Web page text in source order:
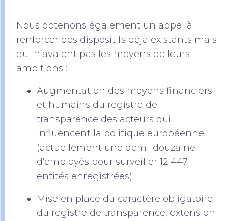
Nous obtenons également un appel à
renforcer des dispositifs déjà existants mais
qui n’avaient pas les moyens de leurs
ambitions :
Augmentation des moyens financiers
et humains du registre de
transparence des acteurs qui
influencent la politique européenne
(actuellement une demi-douzaine
d’employés pour surveiller 12 447
entités enregistrées)
Mise en place du caractère obligatoire
du registre de transparence, extension